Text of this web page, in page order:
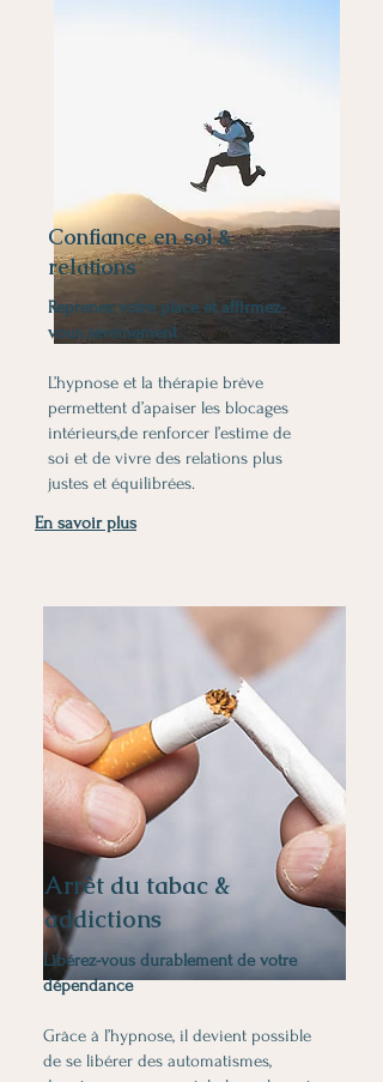
Confiance en soi &
relations
Reprenez votre place et affirmez-
vous sereinement
L’hypnose et la thérapie brève
permettent d’apaiser les blocages
intérieurs,de renforcer l’estime de
soi et de vivre des relations plus
justes et équilibrées.
En savoir plus
Arrêt du tabac &
addictions
Libérez-vous durablement de votre
dépendance
Grâce à l’hypnose, il devient possible
de se libérer des automatismes,